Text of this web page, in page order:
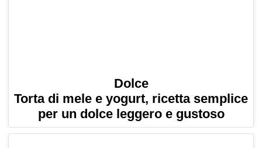
Dolce
Torta di mele e yogurt, ricetta semplice
per un dolce leggero e gustoso